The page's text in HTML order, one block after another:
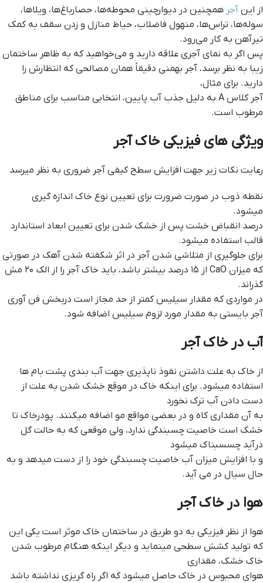
از این آجر همچنین در دیوارچینی محوطه‌ها، حصارباغ‌ها، ویلاها،
سوله‌ها، تراس‌ها، منهول فاضلاب، حیاط منازل و زدن سقف به کمک
تیرآهن به کار می‌رود.
پس اگر به نمای آجری علاقه دارید و می‌خواهید که به ظاهر ساختمان
زیبا به نظر برسد، آجر بهمنی دقیقاً همان مصالحی که انتظارش را
دارید. برای مثال،
آجر کلاس A به دلیل جذب آب پایین، انتخابی مناسب برای مناطق
مرطوب است.
ویژگی های فیزیکی خاک آجر
رعایت نکات زیر جهت افزایش سطح کیفی آجر ضروری به نظر میرسد
نقطه ذوب در صورت ضرورت برای تعیین نوع خاک اندازه گیری
میشود.
درصد انقباض خشت پس از خشک شدن برای تعیین ابعاد استاندارد
قالب استفاده میشود.
برای جلوگیری از متلاشی شدن آجر در اثر شکفته شدن آهک در صورتی
که میزان CaO از ۱۵ درصد بیشتر باشد، باید خاک آجر را از الک ۲۰ مش
گذراند.
در مواردی که مقدار سیلیس کمتر از حد مجاز است دربخش فن آوری
آجر بایستی به مقدار مورد لزوم سیلیس اضافه شود.
آب در خاک آجر
از خاک به علت داشتن نفوذ ناپذیری جهت آب بندی پشت بام ها
استفاده میشود. برای اینکه خاک در موقع خشک شدن به علت از
دست دادن آب ترک نخورد
به آن مقداری کاه و در بعضی مواقع مو اضافه میکنند. پودرخاک تا
خشک است خاصیت چسبندگی ندارد، ولی موقعی که به حالت گل
درآید چسسبناک میشود
و با افزایش میزان آب خاصیت چسبندگی خود را از دست میدهد و به
حال سیال در می آید.
هوا در خاک آجر
هوا از نظر فیزیکی به دو طریق در ساختمان خاک موثر است یکی این
که تولید کشش سطحی مینماید و دیگر اینکه هنگام مرطوب شدن
خاک خشک، مقداری
هوای محبوس در خاک حاصل میشود که اگر راه گریزی نداشته باشد